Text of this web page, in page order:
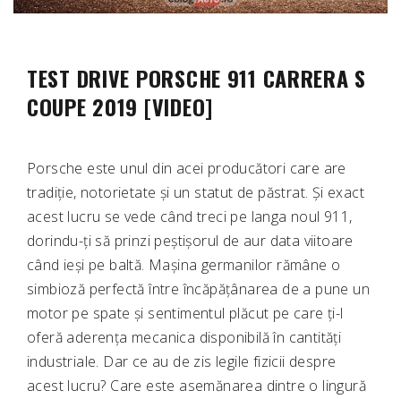
TEST DRIVE PORSCHE 911 CARRERA S
COUPE 2019 [VIDEO]
Porsche este unul din acei producători care are
tradiție, notorietate și un statut de păstrat. Și exact
acest lucru se vede când treci pe langa noul 911,
dorindu-ți să prinzi peștișorul de aur data viitoare
când ieși pe baltă. Mașina germanilor rămâne o
simbioză perfectă între încăpățânarea de a pune un
motor pe spate și sentimentul plăcut pe care ți-l
oferă aderența mecanica disponibilă în cantități
industriale. Dar ce au de zis legile fizicii despre
acest lucru? Care este asemănarea dintre o lingură